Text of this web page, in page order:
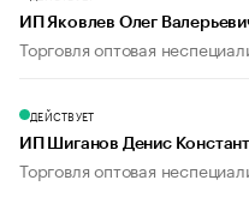
ИП Яковлев Олег
Торговля оптовая
ДЕЙСТВУЕТ
ИП Шиганов Денис
Торговля оптовая